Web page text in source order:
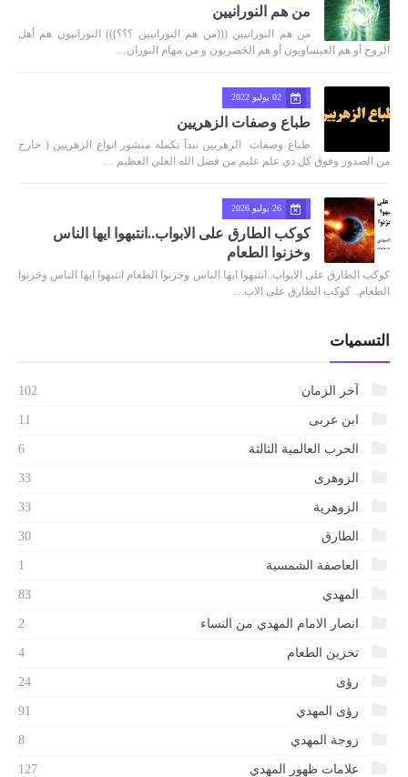
من هم النورانيين
من هم النورانيين (((من هم النورانيين ؟؟؟))) النورانيون هم أهل
الروح أو هم العيساويون أو هم الخضريون و من مهام النوران…
02 يوليو 2022
طباع وصفات الزهريين
طباع وصفات الزهريين نبدأ تكمله منشور انواع الزهريين ( خارج
من الصدور وفوق كل ذي علم عليم من فضل الله العلي العظيم …
26 يوليو 2026
كوكب الطارق على الابواب..انتبهوا ايها الناس
وخزنوا الطعام
كوكب الطارق على الابواب..انتبهوا ايها الناس وخزنوا الطعام انتبهوا ايها الناس وخزنوا
الطعام.. كوكب الطارق على الاب…
التسميات
آخر الزمان 102
ابن عربى 11
الحرب العالمية الثالثة 6
الزوهرى 33
الزوهرية 33
الطارق 30
العاصفة الشمسية 1
المهدي 83
انصار الامام المهدي من النساء 2
تخزين الطعام 4
رؤى 24
رؤى المهدي 91
زوجة المهدي 8
علامات ظهور المهدي 127